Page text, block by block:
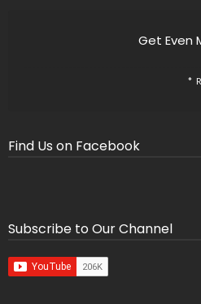
Get Even
Find Us on Facebook
Subscribe to Our Channel